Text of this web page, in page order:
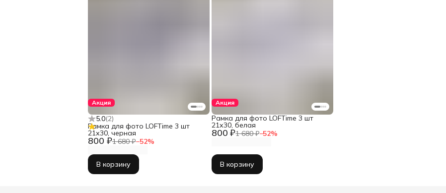
Акция
5.0(2)
800 ₽1 680 ₽−52%
Рамка для фото LOFTime 3 шт
21х30, черная
В корзину
Акция
800 ₽1 680 ₽−52%
Рамка для фото LOFTime 3 шт
21х30, белая
В корзину